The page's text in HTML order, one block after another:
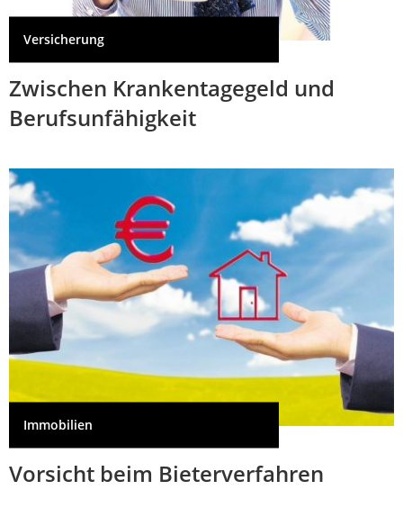
Versicherung
Zwischen Krankentagegeld und
Berufsunfähigkeit
Immobilien
Vorsicht beim Bieterverfahren